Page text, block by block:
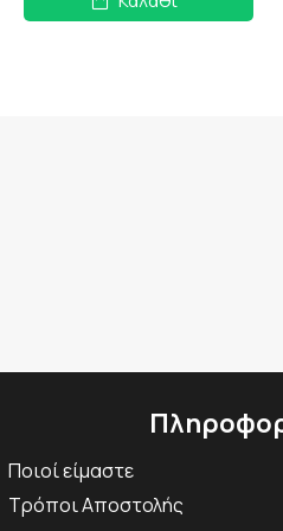
Ποιοί είμαστε
Τρόποι Αποστολής